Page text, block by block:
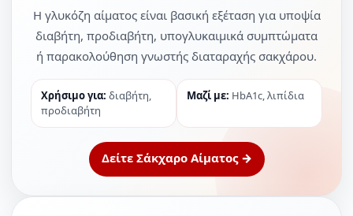
Η γλυκόζη αίματος είναι βασική εξέταση για υποψία
διαβήτη, προδιαβήτη, υπογλυκαιμικά συμπτώματα
ή παρακολούθηση γνωστής διαταραχής σακχάρου.
Χρήσιμο για: διαβήτη,
προδιαβήτη
Μαζί με: HbA1c, λιπίδια
Δείτε Σάκχαρο Αίματος →